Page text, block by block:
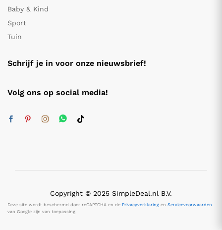
Baby & Kind
Sport
Tuin
Schrijf je in voor onze nieuwsbrief!
Volg ons op social media!
Copyright © 2025 SimpleDeal.nl B.V.
Deze site wordt beschermd door reCAPTCHA en de Privacyverklaring en Servicevoorwaarden
van Google zijn van toepassing.